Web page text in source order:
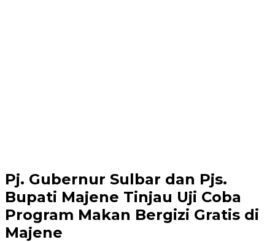
Pj. Gubernur Sulbar dan Pjs.
Bupati Majene Tinjau Uji Coba
Program Makan Bergizi Gratis di
Majene